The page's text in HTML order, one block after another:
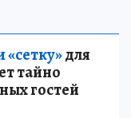
для
тайно
гостей